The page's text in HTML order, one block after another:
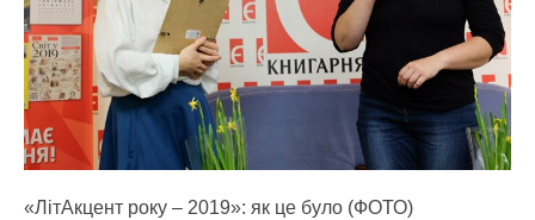
«ЛітАкцент року – 2019»: як це було (ФОТО)